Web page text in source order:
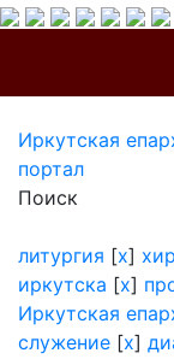
Иркутская
портал
Поиск
литургия [x]
иркутска [x]
Иркутская
служение [x]